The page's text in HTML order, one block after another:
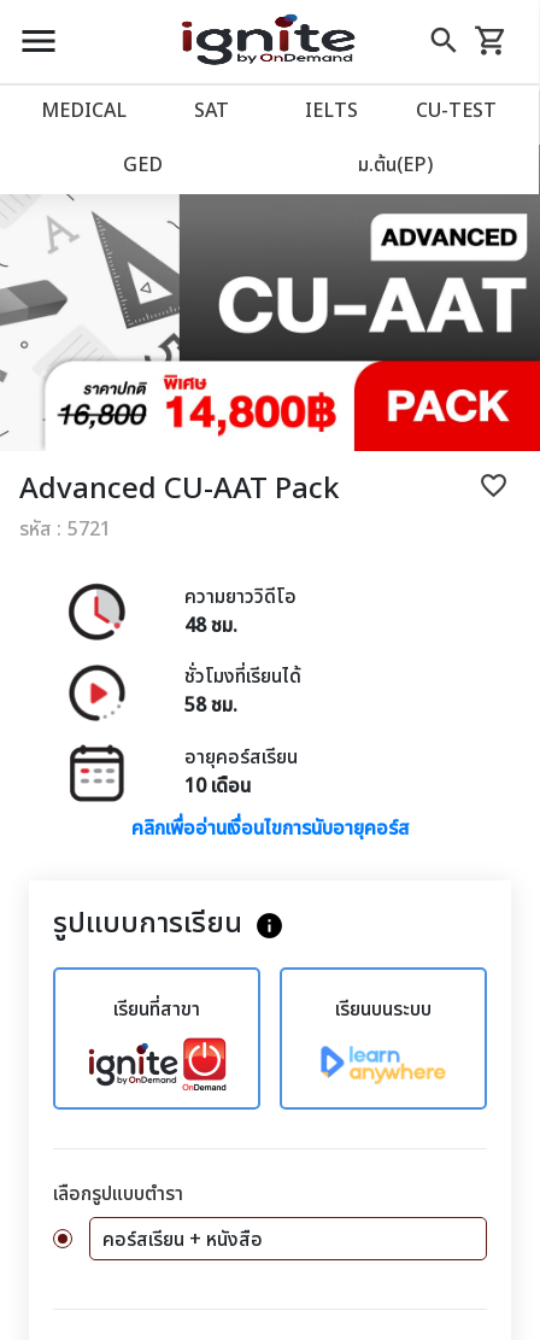
close
account_balance หน้าแรก
เว็บไซต์อิกไนท์
local_offer โปรโมชั่น
import_contacts วางแผนการเรียน
account_circle เข้าสู่ระบบ
assignment
menu search
Skip
to
shopping_cart
รถเข็น
MEDICAL SAT IELTS CU‑TEST
GED ม.ต้น(EP)
favorite_border
Advanced CU-AAT Pack
รหัส : 5721
ความยาววิดีโอ
48 ชม.
ชั่วโมงที่เรียนได้
58 ชม.
อายุคอร์สเรียน
10 เดือน
คลิกเพื่ออ่านเงื่อนไขการนับอายุคอร์ส
รูปแบบการเรียน info
เรียนที่สาขา เรียนบนระบบ
เลือกรูปแบบตำรา
คอร์สเรียน + หนังสือ